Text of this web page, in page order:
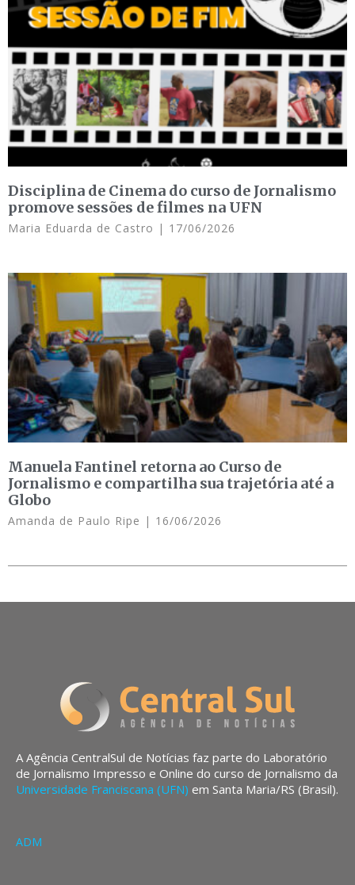
Disciplina de Cinema do curso de Jornalismo
promove sessões de filmes na UFN
Maria Eduarda de Castro 17/06/2026
Manuela Fantinel retorna ao Curso de
Jornalismo e compartilha sua trajetória até a
Globo
Amanda de Paulo Ripe 16/06/2026
A Agência CentralSul de Notícias faz parte do Laboratório
de Jornalismo Impresso e Online do curso de Jornalismo da
Universidade Franciscana (UFN) em Santa Maria/RS (Brasil).
ADM